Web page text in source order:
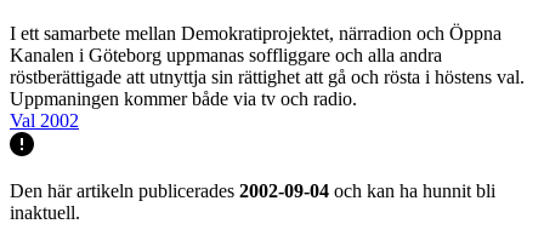
I ett samarbete mellan Demokratiprojektet, närradion och Öppna
Kanalen i Göteborg uppmanas soffliggare och alla andra
röstberättigade att utnyttja sin rättighet att gå och rösta i höstens val.
Uppmaningen kommer både via tv och radio.
Val 2002
Den här artikeln publicerades 2002-09-04 och kan ha hunnit bli
inaktuell.